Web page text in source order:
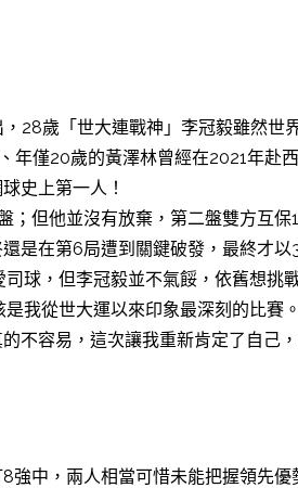
28歲「世大連戰神」李冠毅雖然
年僅20歲的黃澤林曾經在2021年
史上第一人！
但他並沒有放棄，第二盤雙方互
是在第6局遭到關鍵破發，最終才
球，但李冠毅並不氣餒，依舊想
我從世大運以來印象最深刻的比
不容易，這次讓我重新肯定了自己
中，兩人相當可惜未能把握領先